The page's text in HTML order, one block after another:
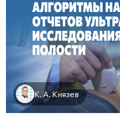
К. А. Князев